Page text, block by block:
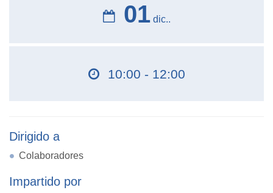
01 dic..
10:00 - 12:00
Dirigido a
Colaboradores
Impartido por